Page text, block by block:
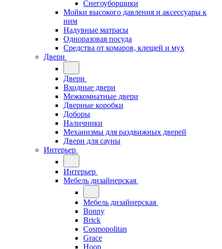
Снегоуборщики
Мойки высокого давления и аксессуары к
ним
Надувные матрасы
Одноразовая посуда
Средства от комаров, клещей и мух
Двери
Двери
Входные двери
Межкомнатные двери
Дверные коробки
Доборы
Наличники
Механизмы для раздвижных дверей
Двери для сауны
Интерьер
Интерьер
Мебель дизайнерская
Мебель дизайнерская
Bonny
Brick
Cosmopolitan
Grace
Hoop